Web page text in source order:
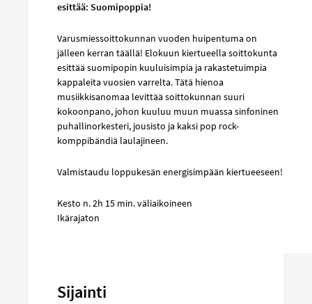
esittää: Suomipoppia!
Varusmiessoittokunnan vuoden huipentuma on
jälleen kerran täällä! Elokuun kiertueella soittokunta
esittää suomipopin kuuluisimpia ja rakastetuimpia
kappaleita vuosien varrelta. Tätä hienoa
musiikkisanomaa levittää soittokunnan suuri
kokoonpano, johon kuuluu muun muassa sinfoninen
puhallinorkesteri, jousisto ja kaksi pop rock-
komppibändiä laulajineen.
Valmistaudu loppukesän energisimpään kiertueeseen!
Kesto n. 2h 15 min. väliaikoineen
Ikärajaton
Sijainti